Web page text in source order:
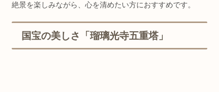
絶景を楽しみながら、心を清めたい方におすすめです。
国宝の美しさ「瑠璃光寺五重塔」